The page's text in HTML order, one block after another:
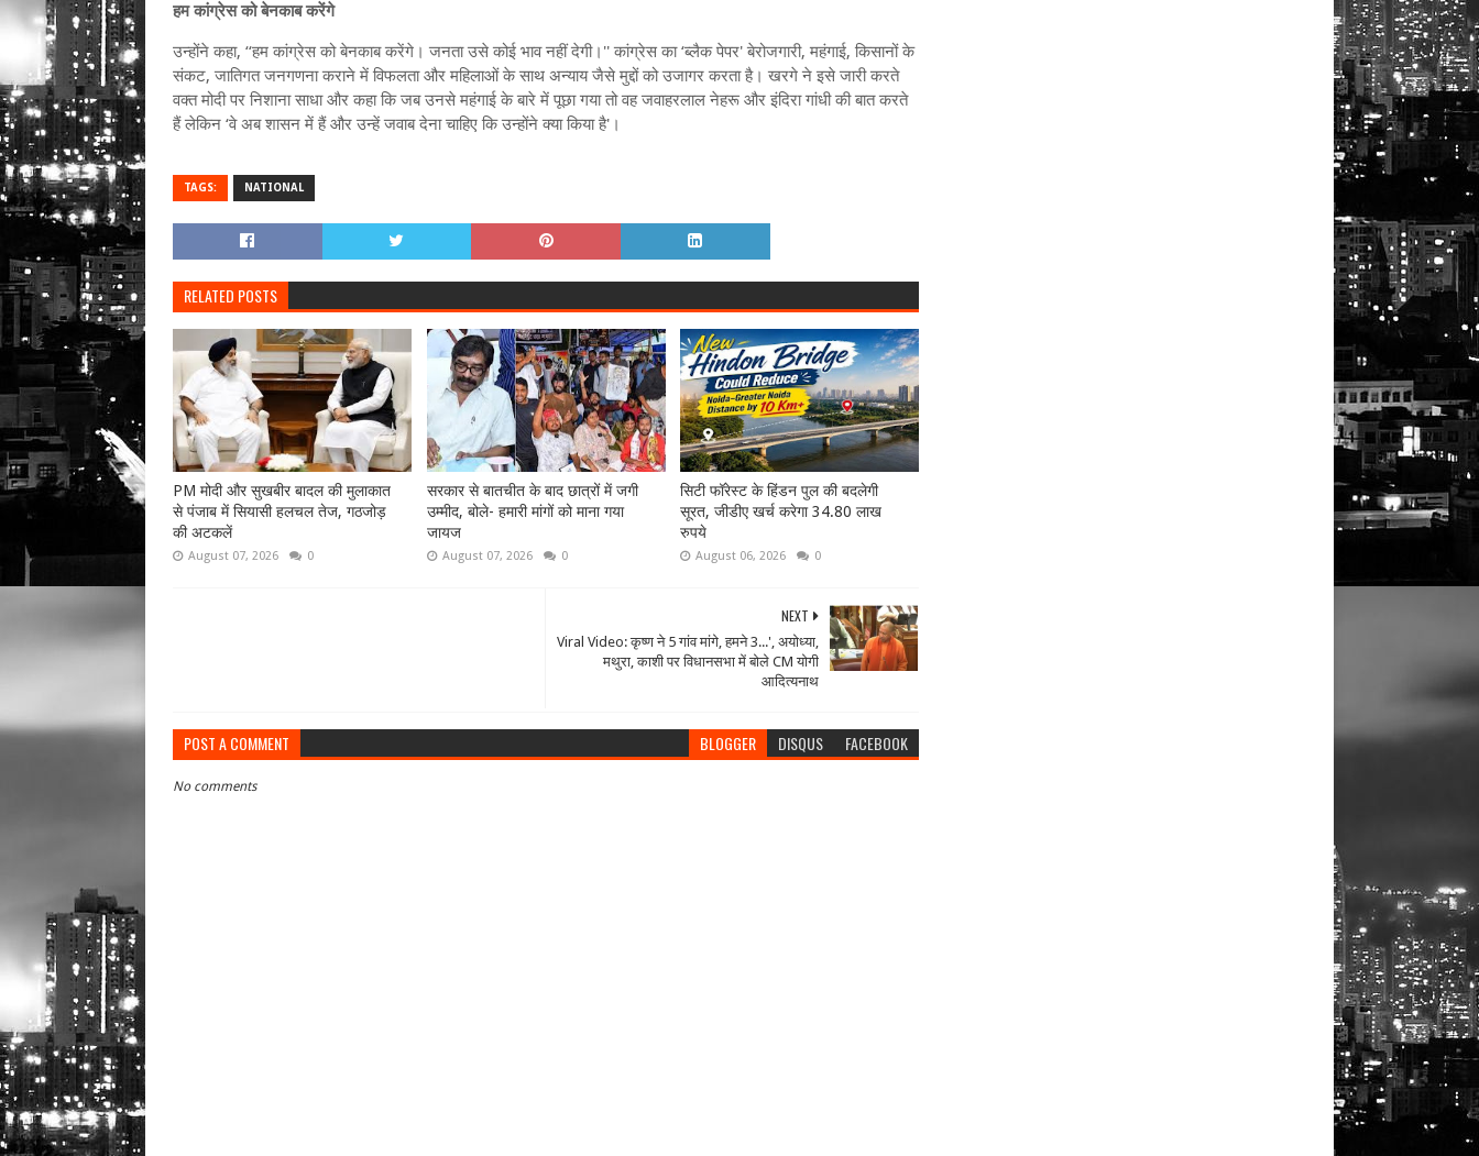
हम कांग्रेस को बेनकाब करेंगे
उन्होंने कहा, ‘‘हम कांग्रेस को बेनकाब करेंगे। जनता उसे कोई भाव नहीं देगी।'' कांग्रेस का ‘ब्लैक पेपर' बेरोजगारी, महंगाई, किसानों के
संकट, जातिगत जनगणना कराने में विफलता और महिलाओं के साथ अन्याय जैसे मुद्दों को उजागर करता है। खरगे ने इसे जारी करते
वक्त मोदी पर निशाना साधा और कहा कि जब उनसे महंगाई के बारे में पूछा गया तो वह जवाहरलाल नेहरू और इंदिरा गांधी की बात करते
हैं लेकिन ‘वे अब शासन में हैं और उन्हें जवाब देना चाहिए कि उन्होंने क्या किया है'।
TAGS: NATIONAL
RELATED POSTS
PM मोदी और सुखबीर बादल की मुलाकात
से पंजाब में सियासी हलचल तेज, गठजोड़
की अटकलें
August 07, 2026 0
सरकार से बातचीत के बाद छात्रों में जगी
उम्मीद, बोले- हमारी मांगों को माना गया
जायज
August 07, 2026 0
सिटी फॉरेस्ट के हिंडन पुल की बदलेगी
सूरत, जीडीए खर्च करेगा 34.80 लाख
रुपये
August 06, 2026 0
NEXT
Viral Video: कृष्ण ने 5 गांव मांगे, हमने 3...', अयोध्या,
मथुरा, काशी पर विधानसभा में बोले CM योगी
आदित्यनाथ
POST A COMMENT BLOGGER DISQUS FACEBOOK
No comments